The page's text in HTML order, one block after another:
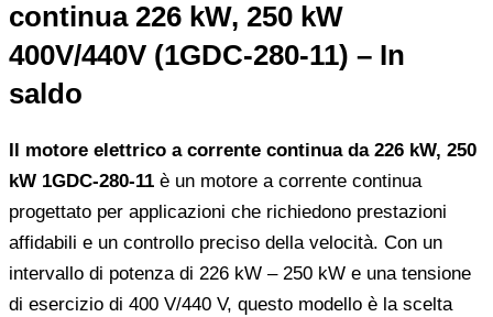
continua 226 kW, 250 kW
400V/440V (1GDC-280-11) – In
saldo
Il motore elettrico a corrente continua da 226 kW, 250
kW 1GDC-280-11 è un motore a corrente continua
progettato per applicazioni che richiedono prestazioni
affidabili e un controllo preciso della velocità. Con un
intervallo di potenza di 226 kW – 250 kW e una tensione
di esercizio di 400 V/440 V, questo modello è la scelta